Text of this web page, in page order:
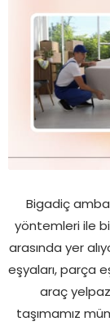
Bigadiç
yöntemleri ile
arasında yer
eşyaları, parça
araç
taşımamız